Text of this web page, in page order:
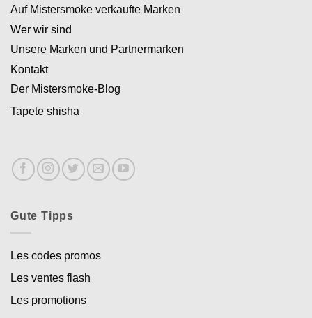
Auf Mistersmoke verkaufte Marken
Wer wir sind
Unsere Marken und Partnermarken
Kontakt
Der Mistersmoke-Blog
Tapete shisha
Gute Tipps
Les codes promos
Les ventes flash
Les promotions
Appliquer les filtres